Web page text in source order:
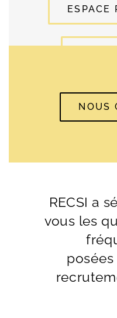
ESPACE
NOUS
RECSI a
vous les